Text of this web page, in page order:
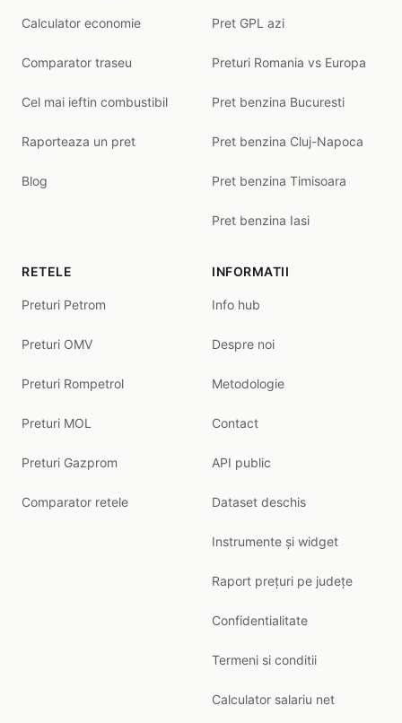
Calculator economie
Comparator traseu
Cel mai ieftin combustibil
Raporteaza un pret
Blog
Pret GPL azi
Preturi Romania vs Europa
Pret benzina Bucuresti
Pret benzina Cluj-Napoca
Pret benzina Timisoara
Pret benzina Iasi
RETELE
Preturi Petrom
Preturi OMV
Preturi Rompetrol
Preturi MOL
Preturi Gazprom
Comparator retele
INFORMATII
Info hub
Despre noi
Metodologie
Contact
API public
Dataset deschis
Instrumente și widget
Raport prețuri pe județe
Confidentialitate
Termeni si conditii
Calculator salariu net